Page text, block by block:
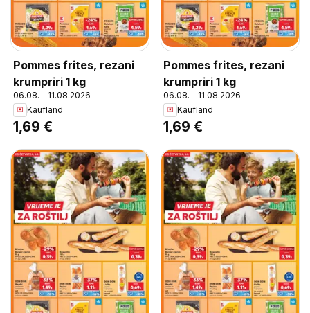
Pommes frites, rezani
krumpriri 1 kg
06.08. - 11.08.2026
Kaufland
1,69 €
Pommes frites, rezani
krumpriri 1 kg
06.08. - 11.08.2026
Kaufland
1,69 €